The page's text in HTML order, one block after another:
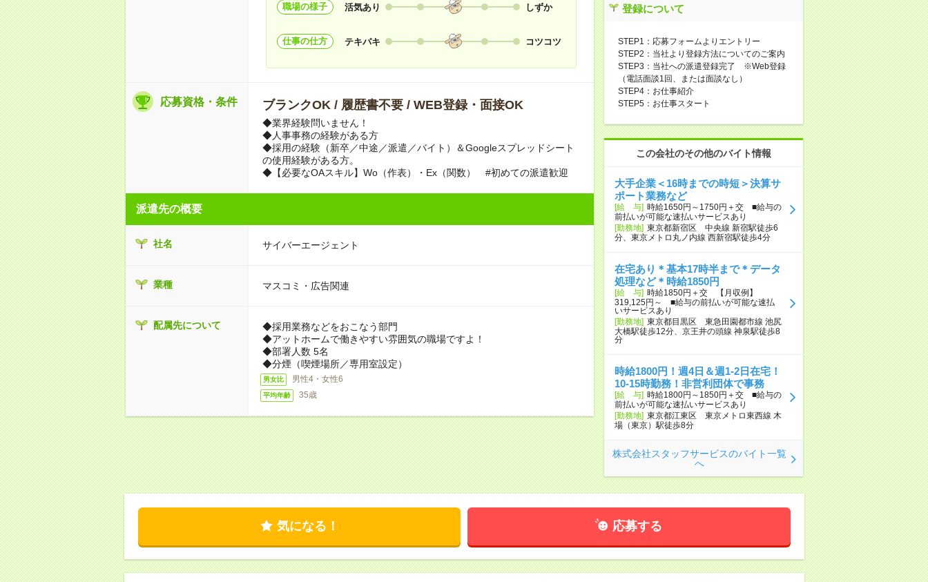
職場の様子 活気あり しずか
仕事の仕方 テキパキ コツコツ
応募資格・条件 ブランクOK / 履歴書不要 / WEB登録・面接OK
◆業界経験問いません！
◆人事事務の経験がある方
◆採用の経験（新卒／中途／派遣／バイト）＆Googleスプレッドシート
の使用経験がある方。
◆【必要なOAスキル】Wo（作表）・Ex（関数） #初めての派遣歓迎
派遣先の概要
社名 サイバーエージェント
業種 マスコミ・広告関連
配属先について
◆採用業務などをおこなう部門
◆アットホームで働きやすい雰囲気の職場ですよ！
◆部署人数 5名
◆分煙（喫煙場所／専用室設定）
男女比 男性4・女性6
平均年齢 35歳
登録について
STEP1：応募フォームよりエントリー
STEP2：当社より登録方法についてのご案内
STEP3：当社への派遣登録完了 ※Web登録
（電話面談1回、または面談なし）
STEP4：お仕事紹介
STEP5：お仕事スタート
この会社のその他のバイト情報
大手企業＜16時までの時短＞決算サ
ポート業務など
[給 与] 時給1650円～1750円＋交 ■給与の
前払いが可能な速払いサービスあり
[勤務地] 東京都新宿区 中央線 新宿駅徒歩6
分、東京メトロ丸ノ内線 西新宿駅徒歩4分
在宅あり＊基本17時半まで＊データ
処理など＊時給1850円
[給 与] 時給1850円＋交 【月収例】
319,125円～ ■給与の前払いが可能な速払
いサービスあり
[勤務地] 東京都目黒区 東急田園都市線 池尻
大橋駅徒歩12分、京王井の頭線 神泉駅徒歩8
分
時給1800円！週4日＆週1-2日在宅！
10-15時勤務！非営利団体で事務
[給 与] 時給1800円～1850円＋交 ■給与の
前払いが可能な速払いサービスあり
[勤務地] 東京都江東区 東京メトロ東西線 木
場（東京）駅徒歩8分
株式会社スタッフサービスのバイト一覧
へ
気になる！ 応募する